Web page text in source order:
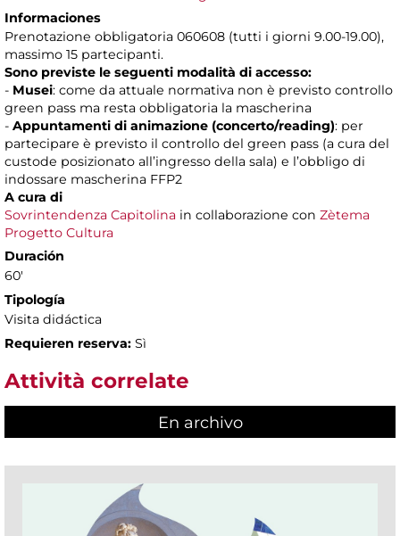
Informaciones
Prenotazione obbligatoria 060608 (tutti i giorni 9.00-19.00),
massimo 15 partecipanti.
Sono previste le seguenti modalità di accesso:
- Musei: come da attuale normativa non è previsto controllo
green pass ma resta obbligatoria la mascherina
- Appuntamenti di animazione (concerto/reading): per
partecipare è previsto il controllo del green pass (a cura del
custode posizionato all’ingresso della sala) e l’obbligo di
indossare mascherina FFP2
A cura di
Sovrintendenza Capitolina in collaborazione con Zètema
Progetto Cultura
Duración
60'
Tipología
Visita didáctica
Requieren reserva: Sì
Attività correlate
En archivo